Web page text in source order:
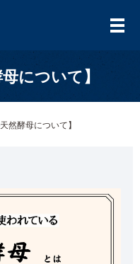
メ
について】
然酵母について】